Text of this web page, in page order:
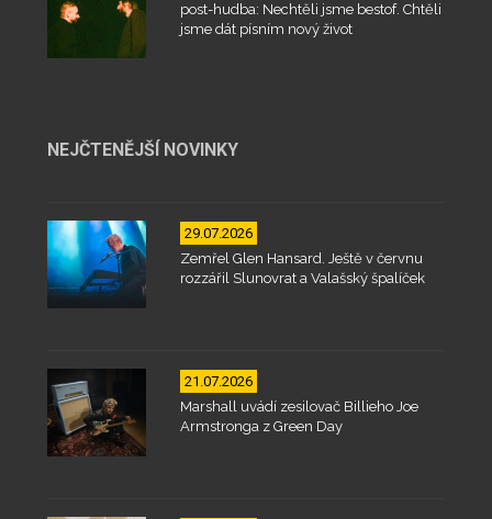
post-hudba: Nechtěli jsme bestof. Chtěli
jsme dát písním nový život
NEJČTENĚJŠÍ NOVINKY
29.07.2026
Zemřel Glen Hansard. Ještě v červnu
rozzářil Slunovrat a Valašský špalíček
21.07.2026
Marshall uvádí zesilovač Billieho Joe
Armstronga z Green Day